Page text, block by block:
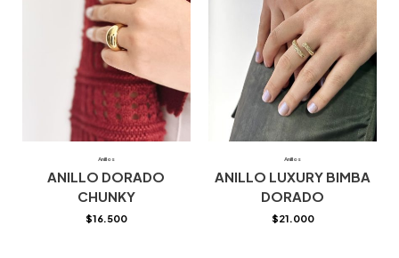
Anillos
ANILLO DORADO
CHUNKY
$16.500
Anillos
ANILLO LUXURY BIMBA
DORADO
$21.000